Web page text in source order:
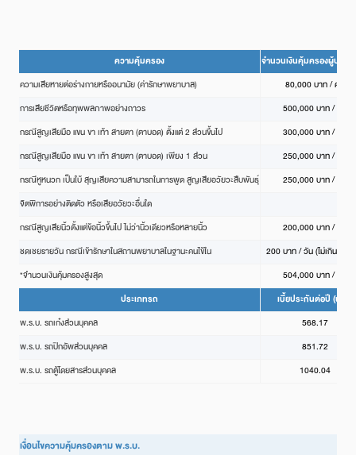
ความคุ้มครอง
จำนวนเงินคุ้มครองผู้ประส
ความเสียหายต่อร่างกายหรืออนามัย (ค่ารักษาพยาบาล)
80,000 บาท / คน
การเสียชีวิตหรือทุพพลภาพอย่างถาวร
500,000 บาท / คน
กรณีสูญเสียมือ แขน ขา เท้า สายตา (ตาบอด) ตั้งแต่ 2 ส่วนขึ้นไป
300,000 บาท / คน
กรณีสูญเสียมือ แขน ขา เท้า สายตา (ตาบอด) เพียง 1 ส่วน
250,000 บาท / คน
กรณีหูหนวก เป็นใบ้ สุญเสียความสามารถในการพูด สูญเสียอวัยวะสืบพันธุ์
250,000 บาท / คน
จิตพิการอย่างติดตัว หรือเสียอวัยวะอื่นใด
กรณีสูญเสียนิ้วตั้งแต่ข้อนิ้วขึ้นไป ไม่ว่านิ้วเดียวหรือหลายนิ้ว
200,000 บาท / คน
ชดเชยรายวัน กรณีเข้ารักษาในสถานพยาบาลในฐานะคนไข้ใน
200 บาท / วัน (ไม่เกิน 20
*จำนวนเงินคุ้มครองสูงสุด
504,000 บาท / คน
ประเภทรถ
เบี้ยประกันต่อปี (บาท)
พ.ร.บ. รถเก๋งส่วนบุคคล
568.17
พ.ร.บ. รถปิกอัพส่วนบุคคล
851.72
พ.ร.บ. รถตู้โดยสารส่วนบุคคล
1040.04
เงื่อนไขความคุ้มครองตาม พ.ร.บ.